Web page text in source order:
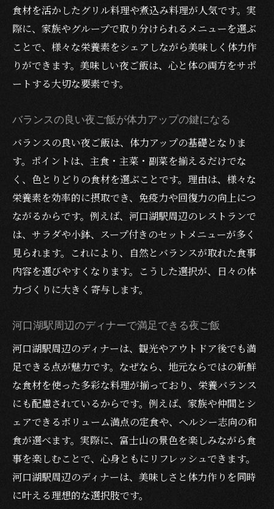
食材を活かしたグリル料理や煮込み料理が人気です。実
際に、家族やグループで取り分けられるメニューを選ぶ
ことで、様々な栄養素をシェアしながら美味しく体力作
りができます。美味しい夜ご飯は、心と体の両方をサポ
ートする大切な要素です。
バランスの良い夜ご飯が体力アップの鍵になる
バランスの良い夜ご飯は、体力アップの基礎となりま
す。ポイントは、主食・主菜・副菜を揃えるだけでな
く、色とりどりの食材を選ぶことです。理由は、様々な
栄養素を効率的に摂取でき、免疫力や回復力の向上につ
ながるからです。例えば、河口湖駅周辺のレストランで
は、サラダや小鉢、スープ付きのセットメニューが多く
見られます。これにより、自然とバランスが取れた食事
内容を選びやすくなります。こうした選択が、日々の体
力づくりに大きく寄与します。
河口湖駅周辺のディナーで満足できる夜ご飯
河口湖駅周辺のディナーは、観光やアウトドア後でも満
足できる点が魅力です。なぜなら、地元ならではの新鮮
な食材を使った多彩な料理が揃っており、栄養バランス
にも配慮されているからです。例えば、家族や仲間とシ
ェアできるボリューム満点の定食や、ヘルシー志向の和
食が選べます。実際に、富士山の景色を楽しみながら食
事を楽しむことで、心身ともにリフレッシュできます。
河口湖駅周辺のディナーは、美味しさと体力作りを同時
に叶える理想的な選択肢です。